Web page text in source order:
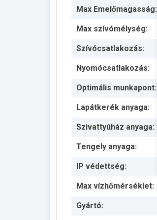
Max Emelőmagasság:
Max szívómélység:
Szívócsatlakozás:
Nyomócsatlakozás:
Optimális munkapont:
Lapátkerék anyaga:
Szivattyúház anyaga:
Tengely anyaga:
IP védettség:
Max vízhőmérséklet:
Gyártó: